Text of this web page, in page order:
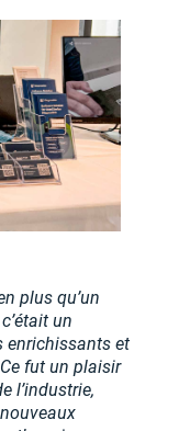
plus qu’un
un
enrichissants et
fut un plaisir
l’industrie,